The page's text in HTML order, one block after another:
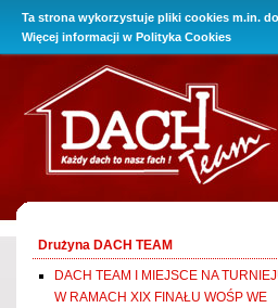
Ta strona wykorzystuje pliki cookies m.in.
Więcej informacji w Polityka Cookies
O Firmie Promocje Oferta
Drużyna DACH TEAM
DACH TEAM I MIEJSCE NA
W RAMACH XIX FINAŁU WOŚP WE